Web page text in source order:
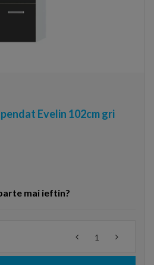
Evelin 102cm gri
mai ieftin?